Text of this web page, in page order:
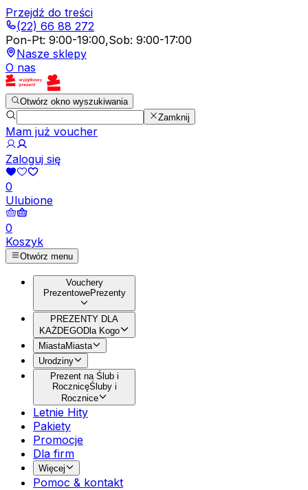
Przejdź do treści
(22) 66 88 272
Pon-Pt: 9:00-19:00,Sob: 9:00-17:00
Nasze sklepy
O nas
Otwórz okno wyszukiwania
Zamknij
Mam już voucher
Zaloguj się
0
Ulubione
0
Koszyk
Otwórz menu
Vouchery
PrezentowePrezenty
PREZENTY DLA
KAŻDEGODla Kogo
MiastaMiasta
Urodziny
Prezent na Ślub i
RocznicęŚluby i
Rocznice
Letnie Hity
Pakiety
Promocje
Dla firm
Więcej
Pomoc & kontakt